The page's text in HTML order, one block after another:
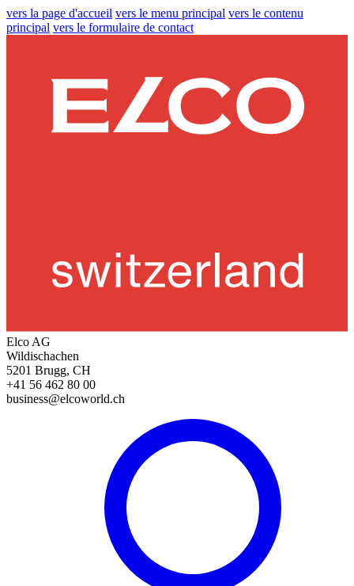
vers la page d'accueil vers le menu principal vers le contenu
principal vers le formulaire de contact
Elco AG
Wildischachen
5201 Brugg, CH
+41 56 462 80 00
business@elcoworld.ch